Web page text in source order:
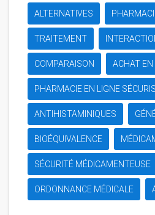
ALTERNATIVES
TRAITEMENT
COMPARAISON ACHAT EN
PHARMACIE EN LIGNE
ANTIHISTAMINIQUES
BIOÉQUIVALENCE
SÉCURITÉ MÉDICAMENTEUSE
ORDONNANCE MÉDICALE